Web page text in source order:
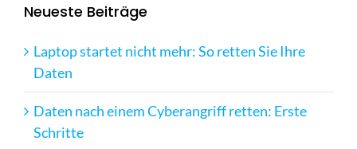
Neueste Beiträge
Laptop startet nicht mehr: So retten Sie Ihre
Daten
Daten nach einem Cyberangriff retten: Erste
Schritte